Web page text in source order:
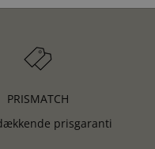
PRISMATCH
prisgaranti